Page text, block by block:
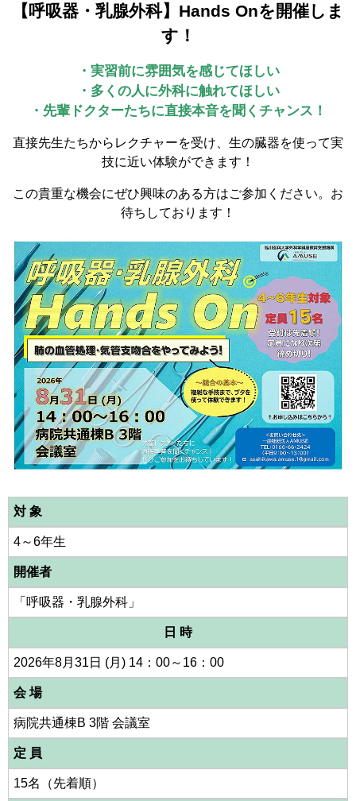
【呼吸器・乳腺外科】Hands Onを開催しま
す！
・実習前に雰囲気を感じてほしい
・多くの人に外科に触れてほしい
・先輩ドクターたちに直接本音を聞くチャンス！
直接先生たちからレクチャーを受け、生の臓器を使って実
技に近い体験ができます！
この貴重な機会にぜひ興味のある方はご参加ください。お
待ちしております！
対 象
4～6年生
開催者
「呼吸器・乳腺外科」
日 時
2026年8月31日 (月) 14：00～16：00
会 場
病院共通棟B 3階 会議室
定 員
15名（先着順）